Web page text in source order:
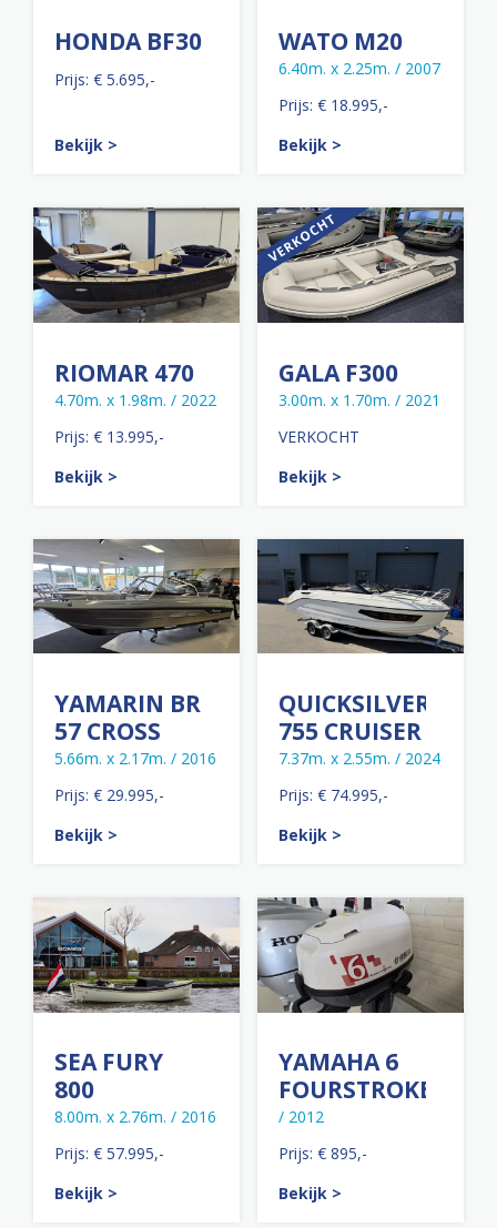
HONDA BF30
Prijs: € 5.695,-
Bekijk >
WATO M20
6.40m. x 2.25m. / 2007
Prijs: € 18.995,-
Bekijk >
RIOMAR 470
4.70m. x 1.98m. / 2022
Prijs: € 13.995,-
Bekijk >
GALA F300
3.00m. x 1.70m. / 2021
VERKOCHT
Bekijk >
YAMARIN BR
57 CROSS
5.66m. x 2.17m. / 2016
Prijs: € 29.995,-
Bekijk >
QUICKSILVER
755 CRUISER
7.37m. x 2.55m. / 2024
Prijs: € 74.995,-
Bekijk >
SEA FURY
800
8.00m. x 2.76m. / 2016
Prijs: € 57.995,-
Bekijk >
YAMAHA 6
FOURSTROKE
/ 2012
Prijs: € 895,-
Bekijk >